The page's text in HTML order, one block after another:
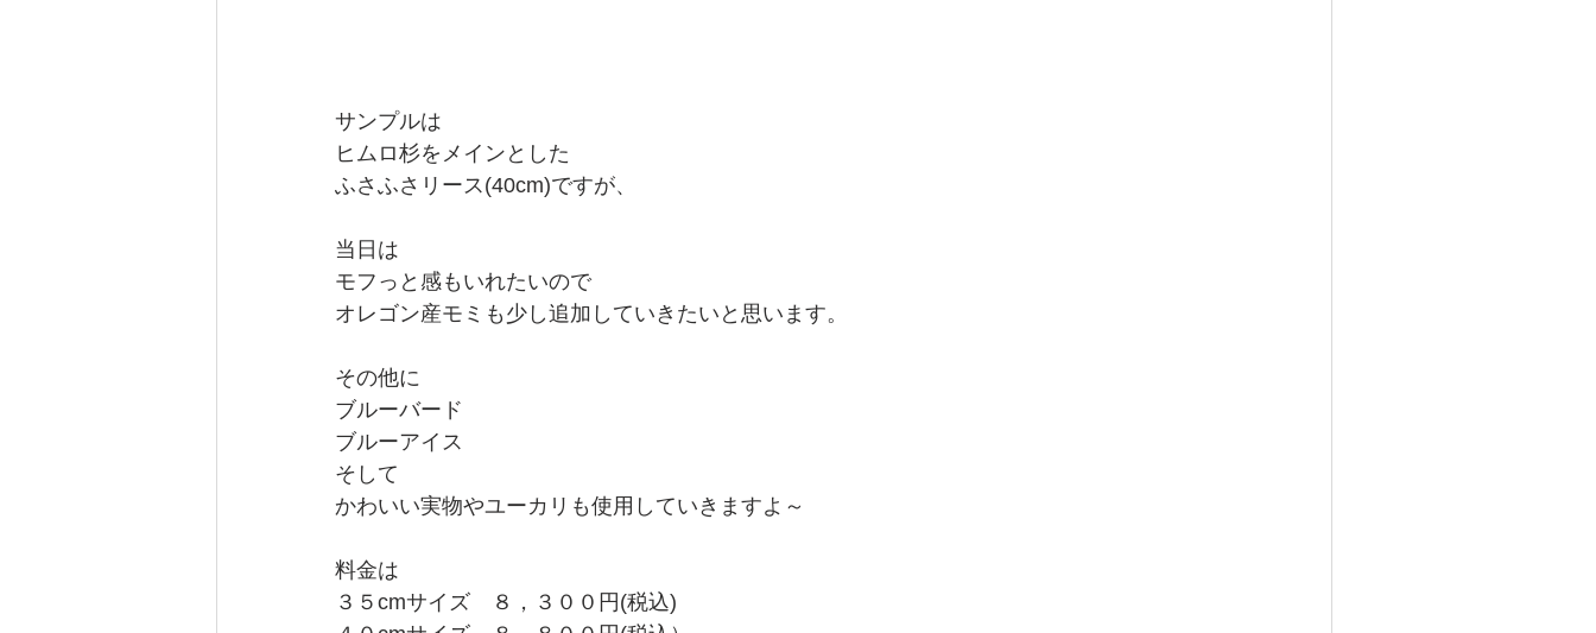
サンプルは
ヒムロ杉をメインとした
ふさふさリース(40cm)ですが、
当日は
モフっと感もいれたいので
オレゴン産モミも少し追加していきたいと思います。
その他に
ブルーバード
ブルーアイス
そして
かわいい実物やユーカリも使用していきますよ～
料金は
３５cmサイズ　８，３００円(税込)